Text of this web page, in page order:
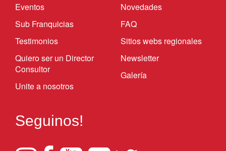
Eventos
Sub Franquicias
Testimonios
Quiero ser un Director
Consultor
Unite a nosotros
Novedades
FAQ
Sitios webs regionales
Newsletter
Galería
Seguinos!